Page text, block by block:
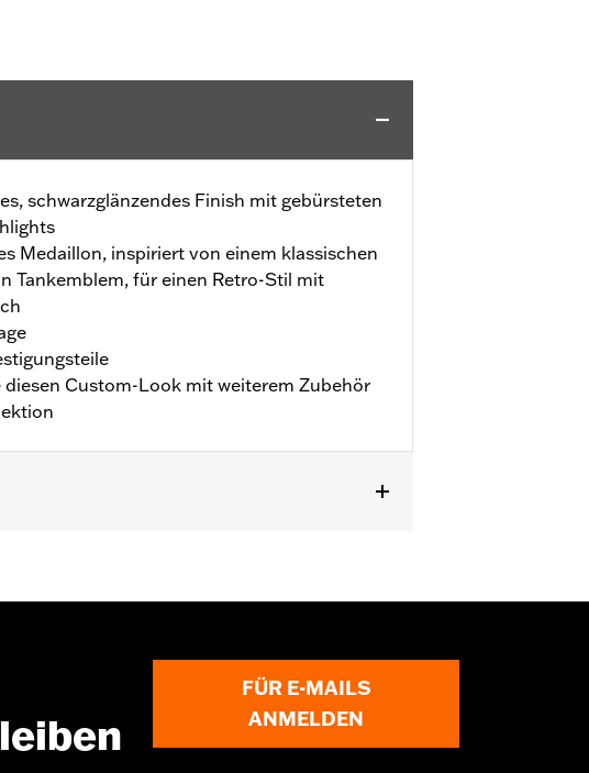
schwarzglänzendes Finish mit gebürsteten
Medaillon, inspiriert von einem klassischen
Tankemblem, für einen Retro-Stil mit
diesen Custom-Look mit weiterem Zubehör
FÜR E-MAILS
ANMELDEN